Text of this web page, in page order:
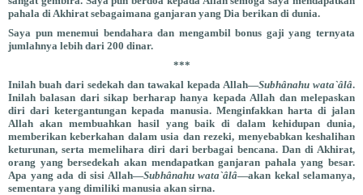
pahala di Akhirat sebagaimana ganjaran yang Dia berikan di dunia.
Saya pun menemui bendahara dan mengambil bonus gaji yang ternyata
jumlahnya lebih dari 200 dinar.
***
Inilah buah dari sedekah dan tawakal kepada Allah—Subhânahu wata`âlâ.
Inilah balasan dari sikap berharap hanya kepada Allah dan melepaskan
diri dari ketergantungan kepada manusia. Menginfakkan harta di jalan
Allah akan membuahkan hasil yang baik di dalam kehidupan dunia,
memberikan keberkahan dalam usia dan rezeki, menyebabkan keshalihan
keturunan, serta memelihara diri dari berbagai bencana. Dan di Akhirat,
orang yang bersedekah akan mendapatkan ganjaran pahala yang besar.
Apa yang ada di sisi Allah—Subhânahu wata`âlâ—akan kekal selamanya,
sementara yang dimiliki manusia akan sirna.